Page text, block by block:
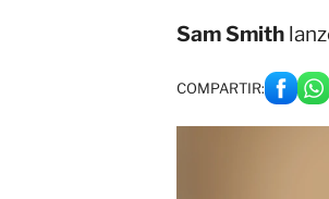
Sam Smith
COMPARTIR: